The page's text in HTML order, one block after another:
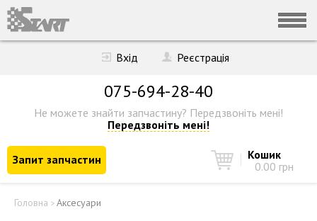
Вхід Реєстрація
075-694-28-40
Не можете знайти запчастину? Передзвоніть мені!
Передзвоніть мені!
Запит запчастин
Кошик
0.00 грн
Головна > Аксесуари